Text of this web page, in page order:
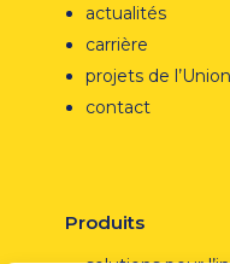
actualités
carrière
projets de
contact
Produits